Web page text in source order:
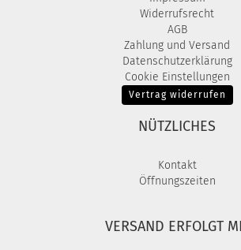
Widerrufsrecht
AGB
Zahlung und Versand
Datenschutzerklärung
Cookie Einstellungen
Vertrag widerrufen
NÜTZLICHES
Kontakt
Öffnungszeiten
VERSAND ERFOLGT